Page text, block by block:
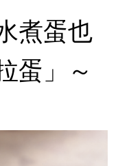
煮蛋也
蛋」～